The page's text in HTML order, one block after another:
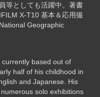
等としても活躍中。著書
X-T10 基本＆応用撮
Geographic
based out of
half of his childhood in
and Japanese. His
solo exhibitions